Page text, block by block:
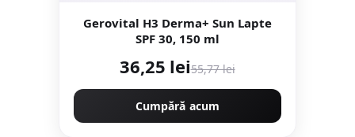
Gerovital H3 Derma+ Sun Lapte
SPF 30, 150 ml
36,25 lei55,77 lei
Cumpără acum